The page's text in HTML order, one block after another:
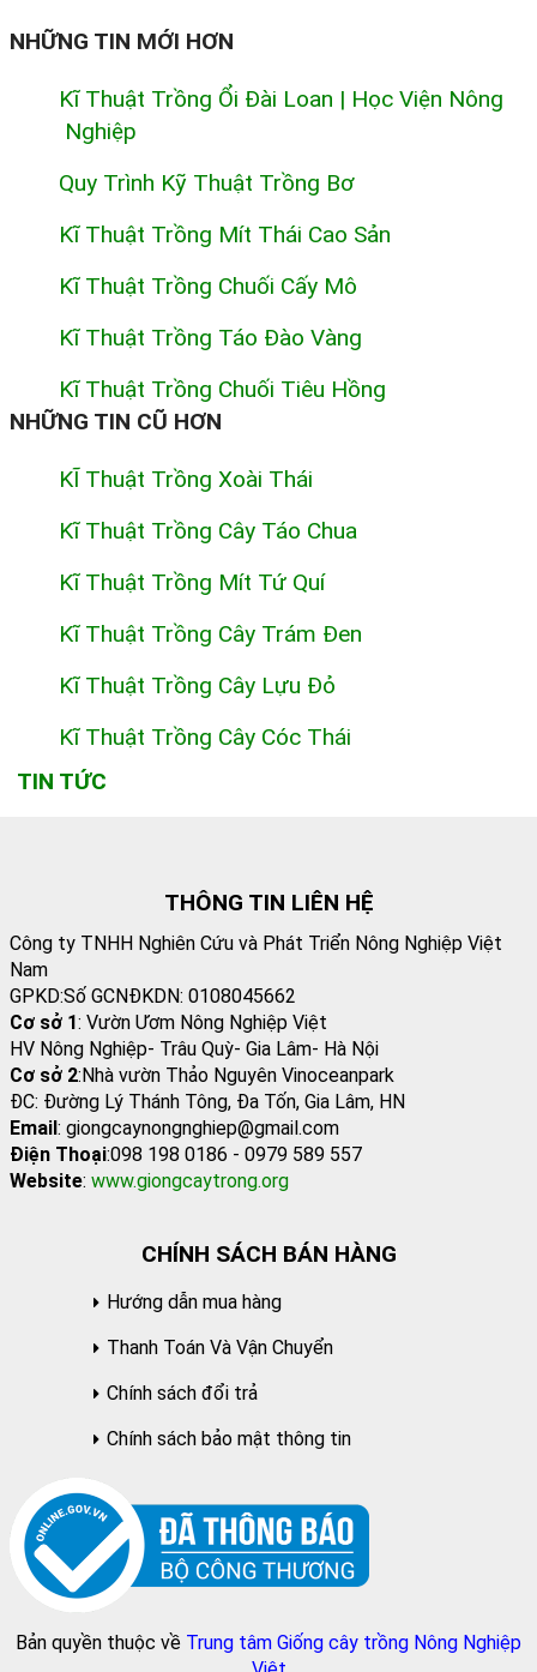
NHỮNG TIN MỚI HƠN
Kĩ Thuật Trồng Ổi Đài Loan | Học Viện Nông
Nghiệp
Quy Trình Kỹ Thuật Trồng Bơ
Kĩ Thuật Trồng Mít Thái Cao Sản
Kĩ Thuật Trồng Chuối Cấy Mô
Kĩ Thuật Trồng Táo Đào Vàng
Kĩ Thuật Trồng Chuối Tiêu Hồng
NHỮNG TIN CŨ HƠN
KĨ Thuật Trồng Xoài Thái
Kĩ Thuật Trồng Cây Táo Chua
Kĩ Thuật Trồng Mít Tứ Quí
Kĩ Thuật Trồng Cây Trám Đen
Kĩ Thuật Trồng Cây Lựu Đỏ
Kĩ Thuật Trồng Cây Cóc Thái
TIN TỨC
THÔNG TIN LIÊN HỆ
Công ty TNHH Nghiên Cứu và Phát Triển Nông Nghiệp Việt
Nam
GPKD:Số GCNĐKDN: 0108045662
Cơ sở 1: Vườn Ươm Nông Nghiệp Việt
HV Nông Nghiệp- Trâu Quỳ- Gia Lâm- Hà Nội
Cơ sở 2:Nhà vườn Thảo Nguyên Vinoceanpark
ĐC: Đường Lý Thánh Tông, Đa Tốn, Gia Lâm, HN
Email: giongcaynongnghiep@gmail.com
Điện Thoại:098 198 0186 - 0979 589 557
Website: www.giongcaytrong.org
CHÍNH SÁCH BÁN HÀNG
Hướng dẫn mua hàng
Thanh Toán Và Vận Chuyển
Chính sách đổi trả
Chính sách bảo mật thông tin
Bản quyền thuộc về Trung tâm Giống cây trồng Nông Nghiệp